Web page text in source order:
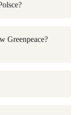
Greenpeace?